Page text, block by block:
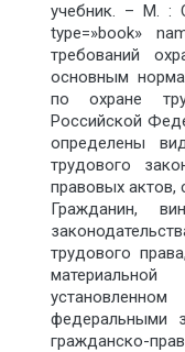
учебник. – М. :
type=»book»
требований
основным
по охране
Российской
определены
трудового
правовых
Гражданин,
трудового
федеральными
гражданско-